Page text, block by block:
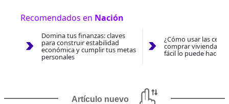
Recomendados en Nación
Domina tus finanzas: claves
para construir estabilidad
económica y cumplir tus metas
personales
¿Cómo usar las
comprar vivienda
fácil lo puede hacer
Artículo nuevo